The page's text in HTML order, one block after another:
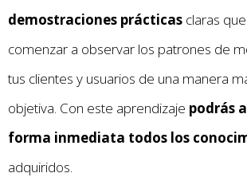
demostraciones prácticas claras
comenzar a observar los patrones de
tus clientes y usuarios de una manera
objetiva. Con este aprendizaje podrás
forma inmediata todos los
adquiridos.